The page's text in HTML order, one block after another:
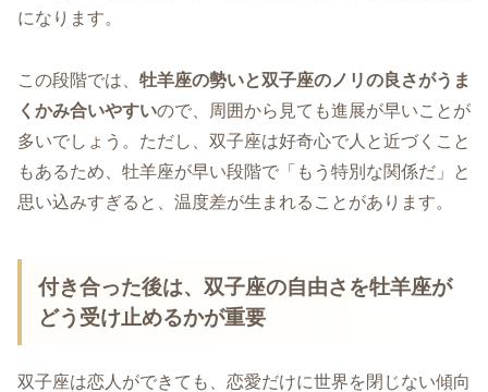
になります。
この段階では、 牡羊座の勢いと双子座のノリの良さがうま
くかみ合いやすいので、周囲から見ても進展が早いことが
多いでしょう。ただし、双子座は好奇心で人と近づくこと
もあるため、牡羊座が早い段階で「もう特別な関係だ」と
思い込みすぎると、温度差が生まれることがあります。
付き合った後は、双子座の自由さを牡羊座が
どう受け止めるかが重要
双子座は恋人ができても、恋愛だけに世界を閉じない傾向